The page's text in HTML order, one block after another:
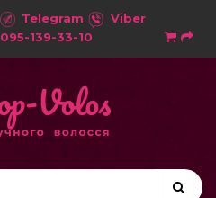
Telegram
Viber
095-139-33-10